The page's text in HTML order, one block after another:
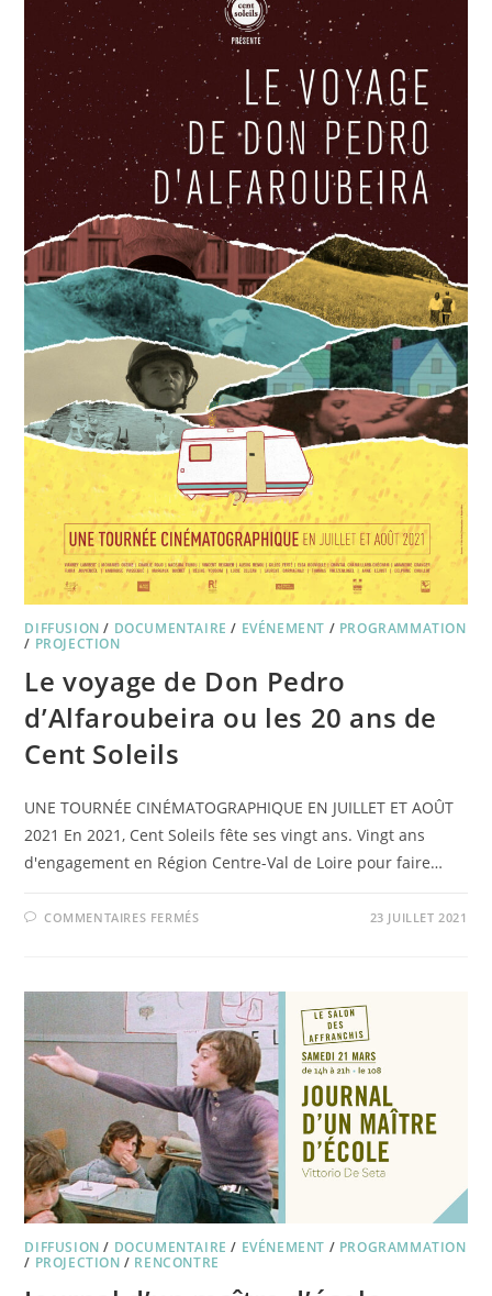
BIARRITZ
DIFFUSION / DOCUMENTAIRE / EVÉNEMENT / PROGRAMMATION
/ PROJECTION
Le voyage de Don Pedro
d’Alfaroubeira ou les 20 ans de
Cent Soleils
UNE TOURNÉE CINÉMATOGRAPHIQUE EN JUILLET ET AOÛT
2021 En 2021, Cent Soleils fête ses vingt ans. Vingt ans
d'engagement en Région Centre-Val de Loire pour faire…
COMMENTAIRES FERMÉSSUR
PEDRO
D’ALFAROUBEIRA
OU
LES
20
ANS
DE
CENT
SOLEILS
23 JUILLET 2021
DIFFUSION / DOCUMENTAIRE / EVÉNEMENT / PROGRAMMATION
/ PROJECTION / RENCONTRE